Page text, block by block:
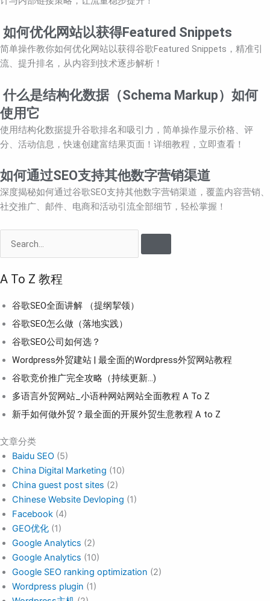
如何优化网站以获得Featured Snippets
简单操作教你如何优化网站以获得谷歌Featured Snippets，精准引
流、提升排名，从内容到技术逐步解析！
什么是结构化数据（Schema Markup）如何
使用它
使用结构化数据提升谷歌排名和吸引力，简单操作显示价格、评
分、活动信息，快速创建富结果页面！详细教程，立即查看！
如何通过SEO支持其他数字营销渠道
深度揭秘如何通过谷歌SEO支持其他数字营销渠道，覆盖内容营销、
社交推广、邮件、电商和活动引流全部细节，轻松掌握！
A To Z 教程
谷歌SEO全面讲解 （提纲挈领）
谷歌SEO怎么做（落地实践）
谷歌SEO公司如何选？
Wordpress外贸建站 | 最全面的Wordpress外贸网站教程
谷歌竞价推广完全攻略（持续更新…)
多语言外贸网站_小语种网站网站全面教程 A To Z
新手如何做外贸？最全面的开展外贸生意教程 A to Z
文章分类
Baidu SEO (5)
China Digital Marketing (10)
China guest post sites (2)
Chinese Website Devloping (1)
Facebook (4)
GEO优化 (1)
Google Analytics (2)
Google Analytics (10)
Google SEO ranking optimization (2)
Wordpress plugin (1)